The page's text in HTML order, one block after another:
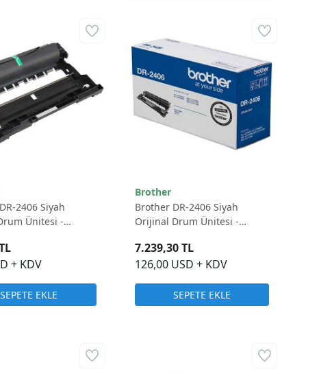
2406 Siyah
Ünitesi -
+ KDV
SEPETE EKLE
Brother
Brother DR-2406 Siyah
Orijinal Drum Ünitesi -
126,00 USD + KDV
7.239,30 TL
SEPETE EKLE